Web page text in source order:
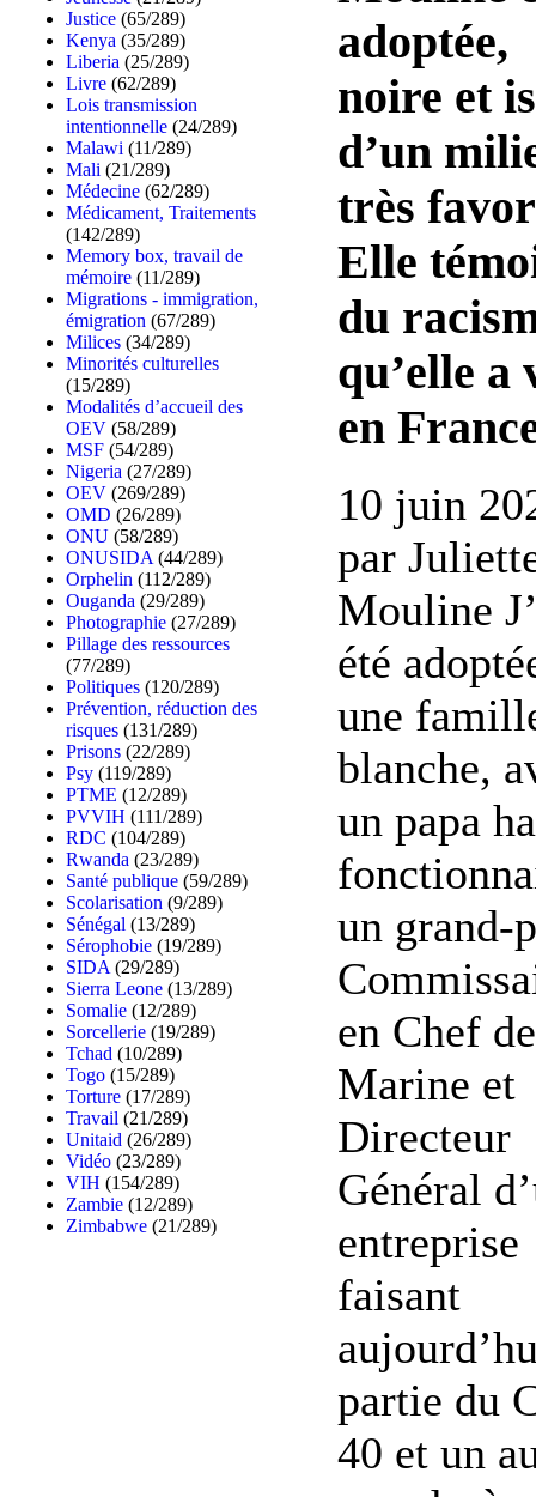
Justice (65/289)
Kenya (35/289)
Liberia (25/289)
Livre (62/289)
Lois transmission
intentionnelle (24/289)
Malawi (11/289)
Mali (21/289)
Médecine (62/289)
Médicament, Traitements
(142/289)
Memory box, travail de
mémoire (11/289)
Migrations - immigration,
émigration (67/289)
Milices (34/289)
Minorités culturelles
(15/289)
Modalités d’accueil des
OEV (58/289)
MSF (54/289)
Nigeria (27/289)
OEV (269/289)
OMD (26/289)
ONU (58/289)
ONUSIDA (44/289)
Orphelin (112/289)
Ouganda (29/289)
Photographie (27/289)
Pillage des ressources
(77/289)
Politiques (120/289)
Prévention, réduction des
risques (131/289)
Prisons (22/289)
Psy (119/289)
PTME (12/289)
PVVIH (111/289)
RDC (104/289)
Rwanda (23/289)
Santé publique (59/289)
Scolarisation (9/289)
Sénégal (13/289)
Sérophobie (19/289)
SIDA (29/289)
Sierra Leone (13/289)
Somalie (12/289)
Sorcellerie (19/289)
Tchad (10/289)
Togo (15/289)
Torture (17/289)
Travail (21/289)
Unitaid (26/289)
Vidéo (23/289)
VIH (154/289)
Zambie (12/289)
Zimbabwe (21/289)
adoptée,
noire et
d’un
très
Elle
du
qu’elle a
en
10 juin
par
Mouline
été
une
blanche,
un papa
un grand-
en Chef
Marine et
Directeur
Général
entreprise
faisant
partie du
40 et un